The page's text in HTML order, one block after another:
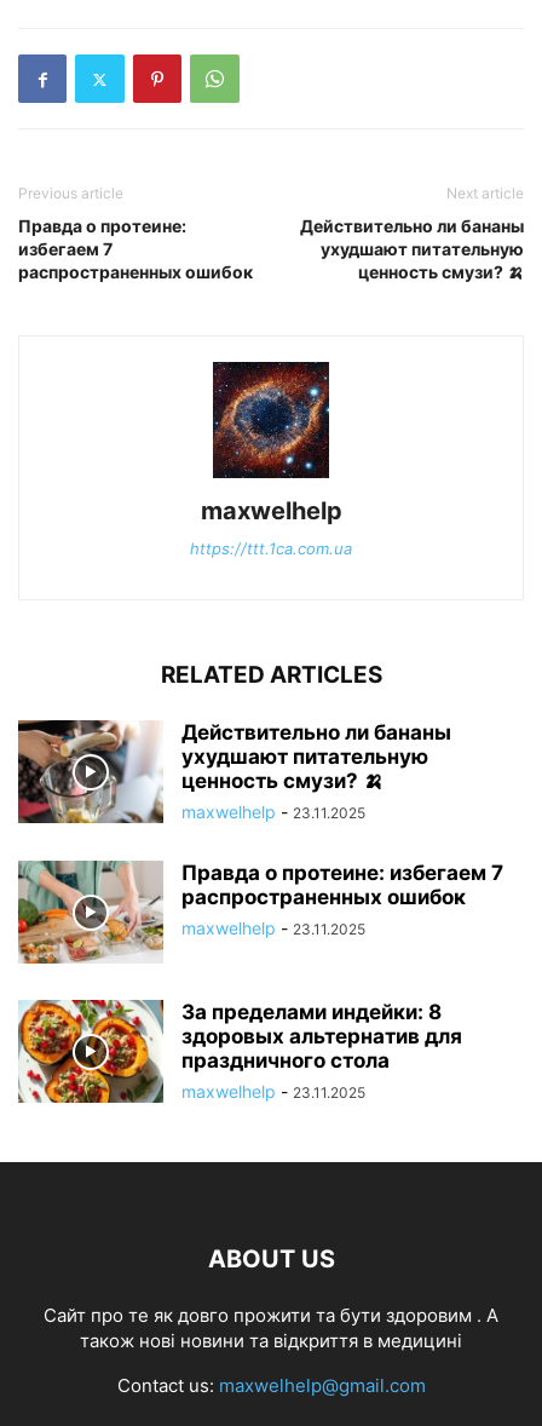
Previous article
Правда о протеине:
избегаем 7
распространенных ошибок
Next article
Действительно ли бананы
ухудшают питательную
ценность смузи? 🍌
maxwelhelp
https://ttt.1ca.com.ua
RELATED ARTICLES
Действительно ли бананы
ухудшают питательную
ценность смузи? 🍌
maxwelhelp - 23.11.2025
Правда о протеине: избегаем 7
распространенных ошибок
maxwelhelp - 23.11.2025
За пределами индейки: 8
здоровых альтернатив для
праздничного стола
maxwelhelp - 23.11.2025
ABOUT US
Cайт про те як довго прожити та бути здоровим . А
також нові новини та відкриття в медицині
Contact us: maxwelhelp@gmail.com